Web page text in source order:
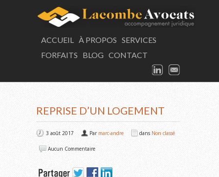
ACCUEIL À PROPOS SERVICES
FORFAITS
BLOG CONTACT
LINKEDIN
REPRISE D’UN LOGEMENT
3 août 2017 Par marc-andre dans Non classé
Aucun Commentaire